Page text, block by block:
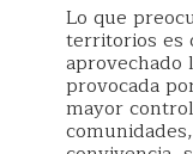
Lo que
territorios es
aprovechado
provocada
mayor